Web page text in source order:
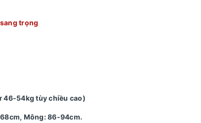
trọng
46-54kg tùy chiều cao)
Mông: 86-94cm.